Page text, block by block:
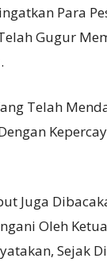
Para
Gugur
Telah
Juga
Oleh
Sejak